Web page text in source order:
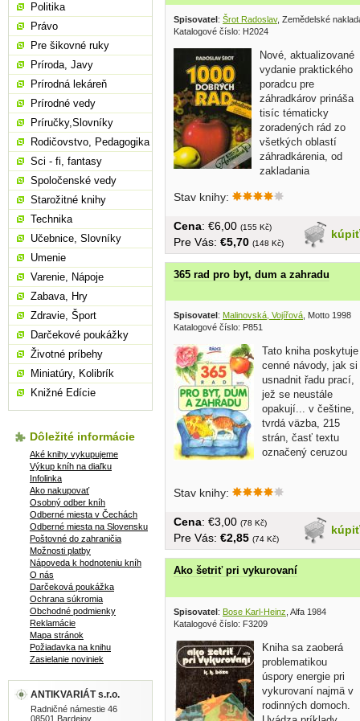
Spisovatel: Šrot Radoslav, Zemědelské
Katalogové číslo: H2024
Nové, aktualizované
vydanie praktického
poradcu pre
záhradkárov prináša
tisíc tématicky
zoradených rád zo
všetkých oblastí
záhradkárenia, od
zakladania
Stav knihy:
kúpiť
Cena: €6,00 (155 Kč)
Pre Vás: €5,70 (148 Kč)
365 rad pro byt, dum a zahradu
Spisovatel : Malinovská, Vojířová, Motto 1998
Katalogové číslo: P851
Tato kniha poskytuje
cenné návody, jak si
usnadnit řadu prací,
jež se neustále
opakují... v češtine,
tvrdá väzba, 215
strán, časť textu
označený ceruzou
Stav knihy:
kúpiť
Cena: €3,00 (78 Kč)
Pre Vás: €2,85 (74 Kč)
Ako šetriť pri vykurovaní
Spisovatel: Bose Karl-Heinz , Alfa 1984
Katalogové číslo: F3209
Kniha sa zaoberá
problematikou
úspory energie pri
vykurovaní najmä v
rodinných domoch.
Politika
Právo
Pre šikovné ruky
Príroda, Javy
Prírodná lekáreň
Prírodné vedy
Príručky,Slovníky
Rodičovstvo, Pedagogika
Sci - fi, fantasy
Spoločenské vedy
Starožitné knihy
Technika
Učebnice, Slovníky
Umenie
Varenie, Nápoje
Zabava, Hry
Zdravie, Šport
Darčekové poukážky
Životné príbehy
Miniatúry, Kolibrík
Knižné Edície
Dôležité informácie
Aké knihy vykupujeme
Výkup kníh na diaľku
Infolinka
Ako nakupovať
Osobný odber kníh
Odberné miesta v Čechách
Odberné miesta na Slovensku
Poštovné do zahraničia
Možnosti platby
Nápoveda k hodnoteniu kníh
O nás
Darčeková poukážka
Ochrana súkromia
Obchodné podmienky
Reklamácie
Mapa stránok
Požiadavka na knihu
Zasielanie noviniek
ANTIKVARIÁT s.r.o.
Radničné námestie 46
08501 Bardejov